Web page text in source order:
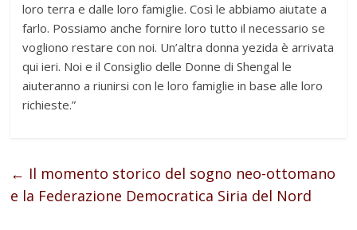
loro terra e dalle loro famiglie. Così le abbiamo aiutate a
farlo. Possiamo anche fornire loro tutto il necessario se
vogliono restare con noi. Un’altra donna yezida è arrivata
qui ieri. Noi e il Consiglio delle Donne di Shengal le
aiuteranno a riunirsi con le loro famiglie in base alle loro
richieste.”
← Il momento storico del sogno neo-ottomano
e la Federazione Democratica Siria del Nord